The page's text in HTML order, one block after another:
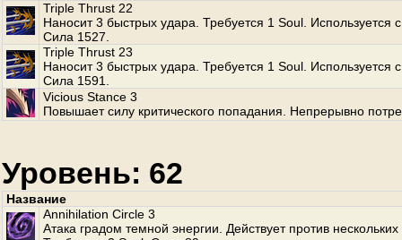
Triple Thrust 22
Наносит 3 быстрых удара. Требуется 1 Soul. Используется
Сила 1527.
Triple Thrust 23
Наносит 3 быстрых удара. Требуется 1 Soul. Используется
Сила 1591.
Vicious Stance 3
Повышает силу критического попадания. Непрерывно
Уровень: 62
Название
Annihilation Circle 3
Атака градом темной энергии. Действует против